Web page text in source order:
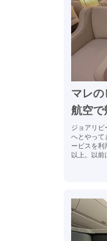
マレ
航空で
ジョアリビ
へとやって
ービスを利
以上。以前